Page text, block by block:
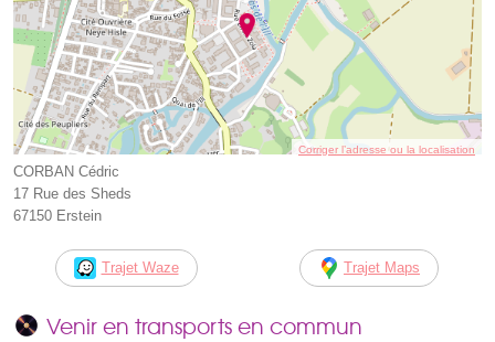
Corriger l’adresse ou la localisation
CORBAN Cédric
17 Rue des Sheds
67150 Erstein
Trajet Waze Trajet Maps
Venir en transports en commun